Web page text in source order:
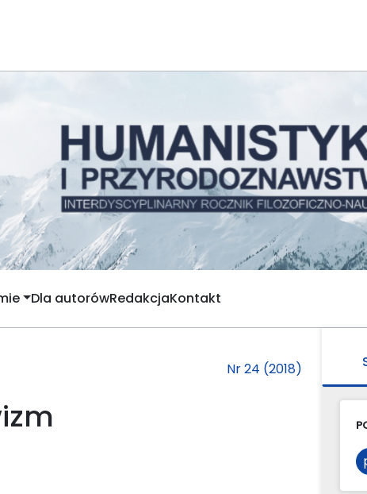
Dla autorówRedakcjaKontakt
Nr 24 (2018)